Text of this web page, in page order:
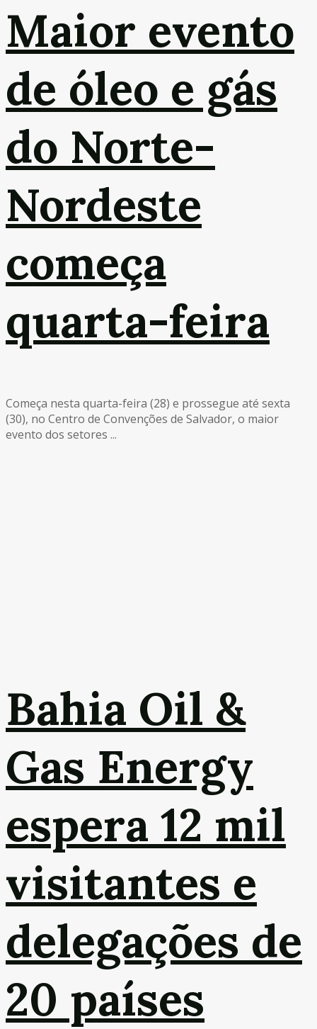
Maior evento
de óleo e gás
do Norte-
Nordeste
começa
quarta-feira
Começa nesta quarta-feira (28) e prossegue até sexta
(30), no Centro de Convenções de Salvador, o maior
evento dos setores ...
Bahia Oil &
Gas Energy
espera 12 mil
visitantes e
delegações de
20 países